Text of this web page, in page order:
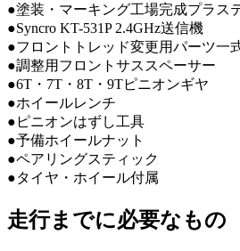
●塗装・マーキング工場完成プラス
●Syncro KT-531P 2.4GHz送信機
●フロントトレッド変更用パーツ一
●調整用フロントサススペーサー
●6T・7T・8T・9Tピニオンギヤ
●ホイールレンチ
●ピニオンはずし工具
●予備ホイールナット
●ペアリングスティック
●タイヤ・ホイール付属
走行までに必要なもの